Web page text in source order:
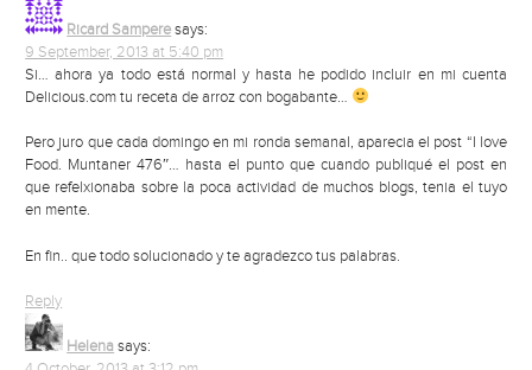
Ricard Sampere says:
9 September, 2013 at 5:40 pm
Si… ahora ya todo está normal y hasta he podido incluir en mi cuenta
Delicious.com tu receta de arroz con bogabante…
Pero juro que cada domingo en mi ronda semanal, aparecia el post “I love
Food. Muntaner 476″… hasta el punto que cuando publiqué el post en
que refelxionaba sobre la poca actividad de muchos blogs, tenia el tuyo
en mente.
En fin.. que todo solucionado y te agradezco tus palabras.
Reply
Helena says: